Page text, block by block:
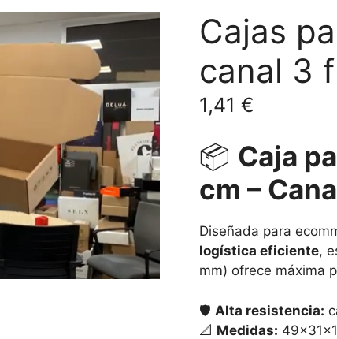
Cajas
canal 3
1,41€
📦 Caja
cm –
Diseñada para
logística eficiente,
mm) ofrece máxima
🛡️ Alta resistencia:
📐 Medidas: